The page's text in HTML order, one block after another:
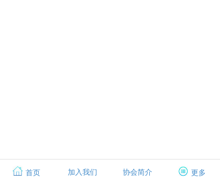
首页 加入我们 协会简介 更多